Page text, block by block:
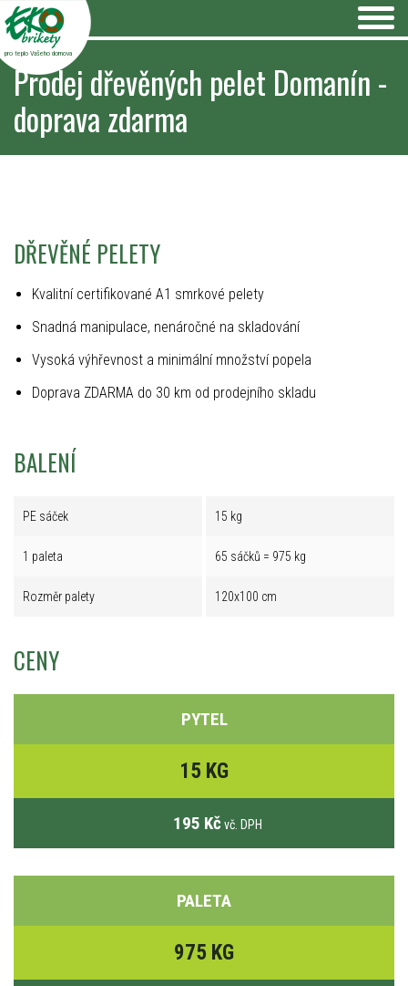
pro teplo Vašeho domova
Prodej dřevěných pelet Domanín -
doprava zdarma
DŘEVĚNÉ PELETY
Kvalitní certifikované A1 smrkové pelety
Snadná manipulace, nenáročné na skladování
Vysoká výhřevnost a minimální množství popela
Doprava ZDARMA do 30 km od prodejního skladu
BALENÍ
PE sáček 15 kg
1 paleta 65 sáčků = 975 kg
Rozměr palety 120x100 cm
CENY
PYTEL
15 KG
195 Kč vč. DPH
PALETA
975 KG